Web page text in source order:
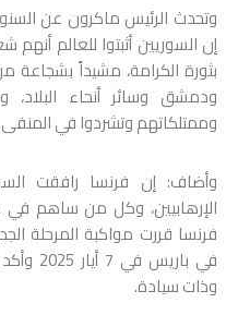
وتحدث الرئيس ماكرون عن
إن السوريين أثبتوا للعالم
بثورة الكرامة، مشيداً
ودمشق وسائر أنحاء
وممتلكاتهم وتشردوا في
وأضاف: إن فرنسا رافقت
الإرهابيين، وكل من ساهم
فرنسا قررت مواكبة المرحلة
في
وذات سيادة.